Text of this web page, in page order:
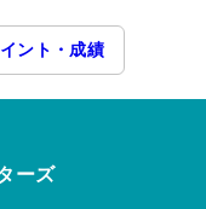
ント・成績
ーズ